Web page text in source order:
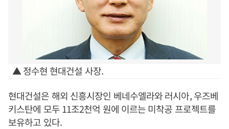
▲ 정수현 현대건설 사장.
현대건설은 해외 신흥시장인 베네수엘라와 러시아, 우즈베
키스탄에 모두 11조2천억 원에 이르는 미착공 프로젝트를
보유하고 있다.